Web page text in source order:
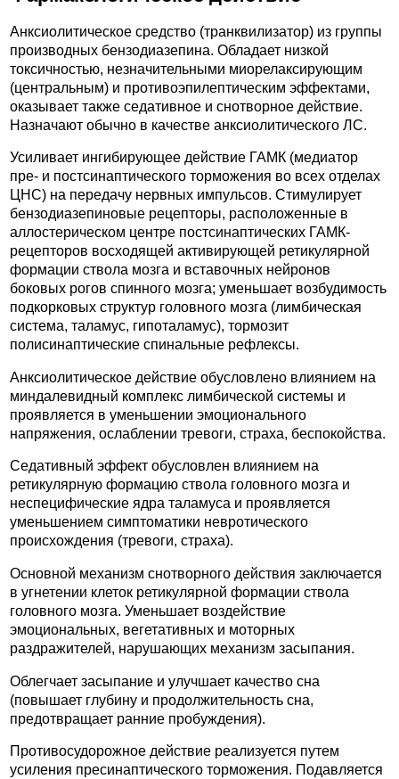
Анксиолитическое средство (транквилизатор) из группы
производных бензодиазепина. Обладает низкой
токсичностью, незначительными миорелаксирующим
(центральным) и противоэпилептическим эффектами,
оказывает также седативное и снотворное действие.
Назначают обычно в качестве анксиолитического ЛС.
Усиливает ингибирующее действие ГАМК (медиатор
пре- и постсинаптического торможения во всех отделах
ЦНС) на передачу нервных импульсов. Стимулирует
бензодиазепиновые рецепторы, расположенные в
аллостерическом центре постсинаптических ГАМК-
рецепторов восходящей активирующей ретикулярной
формации ствола мозга и вставочных нейронов
боковых рогов спинного мозга; уменьшает возбудимость
подкорковых структур головного мозга (лимбическая
система, таламус, гипоталамус), тормозит
полисинаптические спинальные рефлексы.
Анксиолитическое действие обусловлено влиянием на
миндалевидный комплекс лимбической системы и
проявляется в уменьшении эмоционального
напряжения, ослаблении тревоги, страха, беспокойства.
Седативный эффект обусловлен влиянием на
ретикулярную формацию ствола головного мозга и
неспецифические ядра таламуса и проявляется
уменьшением симптоматики невротического
происхождения (тревоги, страха).
Основной механизм снотворного действия заключается
в угнетении клеток ретикулярной формации ствола
головного мозга. Уменьшает воздействие
эмоциональных, вегетативных и моторных
раздражителей, нарушающих механизм засыпания.
Облегчает засыпание и улучшает качество сна
(повышает глубину и продолжительность сна,
предотвращает ранние пробуждения).
Противосудорожное действие реализуется путем
усиления пресинаптического торможения. Подавляется